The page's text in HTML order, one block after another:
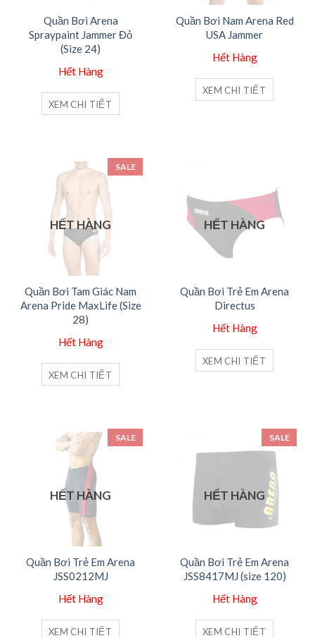
Quần Bơi Arena
Spraypaint Jammer Đỏ
(Size 24)
Hết Hàng
XEM CHI TIẾT
Quần Bơi Nam Arena Red
USA Jammer
Hết Hàng
XEM CHI TIẾT
SALE
HẾT HÀNG
Quần Bơi Tam Giác Nam
Arena Pride MaxLife (Size
28)
Hết Hàng
XEM CHI TIẾT
HẾT HÀNG
Quần Bơi Trẻ Em Arena
Directus
Hết Hàng
XEM CHI TIẾT
SALE
HẾT HÀNG
Quần Bơi Trẻ Em Arena
JSS0212MJ
Hết Hàng
XEM CHI TIẾT
SALE
HẾT HÀNG
Quần Bơi Trẻ Em Arena
JSS8417MJ (size 120)
Hết Hàng
XEM CHI TIẾT